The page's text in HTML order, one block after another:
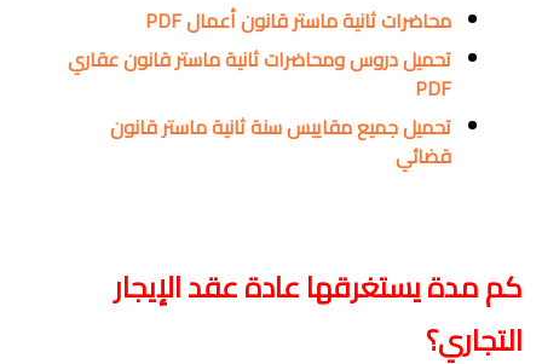
محاضرات ثانية ماستر قانون أعمال PDF
تحميل دروس ومحاضرات ثانية ماستر قانون عقاري
PDF
تحميل جميع مقاييس سنة ثانية ماستر قانون
قضائي
كم مدة يستغرقها عادة عقد الإيجار
التجاري؟